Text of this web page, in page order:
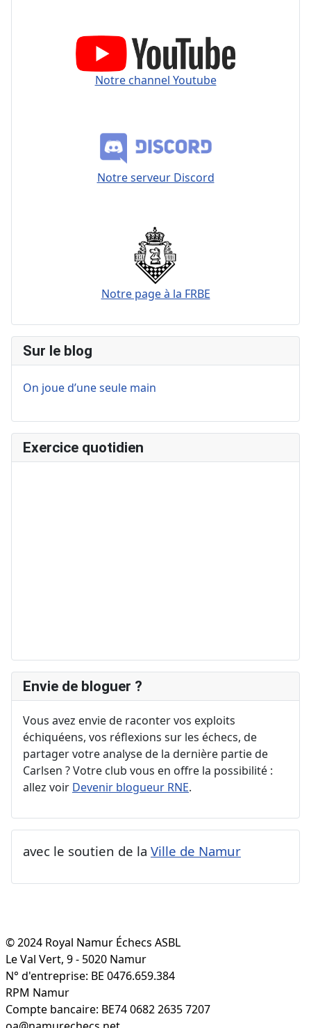
Notre channel Youtube
Notre serveur Discord
Notre page à la FRBE
Sur le blog
On joue d’une seule main
Exercice quotidien
Envie de bloguer ?
Vous avez envie de raconter vos exploits
échiquéens, vos réflexions sur les échecs, de
partager votre analyse de la dernière partie de
Carlsen ? Votre club vous en offre la possibilité :
allez voir Devenir blogueur RNE.
avec le soutien de la Ville de Namur
© 2024 Royal Namur Échecs ASBL
Le Val Vert, 9 - 5020 Namur
N° d'entreprise: BE 0476.659.384
RPM Namur
Compte bancaire: BE74 0682 2635 7207